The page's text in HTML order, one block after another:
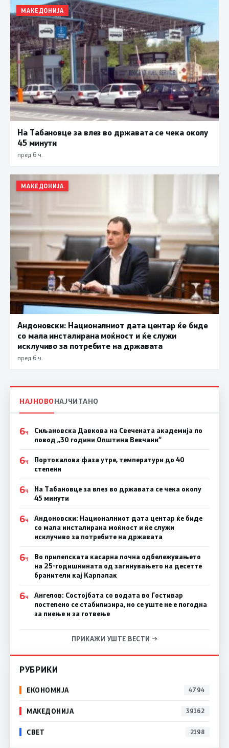
МАКЕДОНИЈА
На Табановце за влез во државата се чека околу
45 минути
пред 6 ч.
МАКЕДОНИЈА
Андоновски: Националниот дата центар ќе биде
со мала инсталирана моќност и ќе служи
исклучиво за потребите на државата
пред 6 ч.
НАЈНОВОНАЈЧИТАНО
6Ч
Сиљановска Давкова на Свечената академија по
повод „30 години Општина Вевчани“
6Ч
Портокалова фаза утре, температури до 40
степени
6Ч
На Табановце за влез во државата се чека околу
45 минути
6Ч
Андоновски: Националниот дата центар ќе биде
со мала инсталирана моќност и ќе служи
исклучиво за потребите на државата
6Ч
Во прилепската касарна почна одбележувањето
на 25-годишнината од загинувањето на десетте
бранители кај Карпалак
6Ч
Ангелов: Состојбата со водата во Гостивар
постепено се стабилизира, но се уште не е погодна
за пиење и за готвење
ПРИКАЖИ УШТЕ ВЕСТИ →
РУБРИКИ
ЕКОНОМИЈА 4794
МАКЕДОНИЈА 39162
СВЕТ 2198